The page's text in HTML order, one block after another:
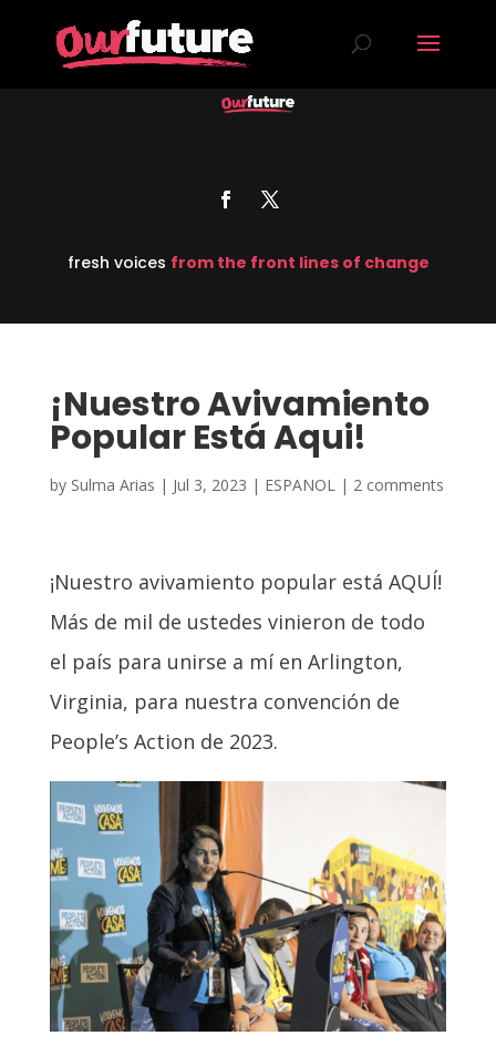
fresh voices from the front lines of change
¡Nuestro Avivamiento
Popular Está Aqui!
by Sulma Arias | Jul 3, 2023 | ESPANOL| 2 comments
¡Nuestro avivamiento popular está AQUÍ!
Más de mil de ustedes vinieron de todo
el país para unirse a mí en Arlington,
Virginia, para nuestra convención de
People’s Action de 2023.